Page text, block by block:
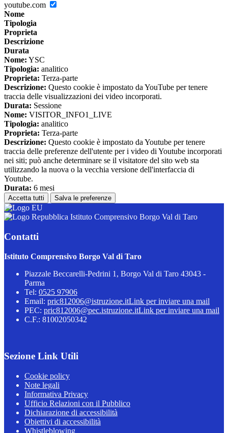
youtube.com
Nome
Tipologia
Proprieta
Descrizione
Durata
Nome: YSC
Tipologia: analitico
Proprieta: Terza-parte
Descrizione: Questo cookie è impostato da YouTube per tenere
traccia delle visualizzazioni dei video incorporati.
Durata: Sessione
Nome: VISITOR_INFO1_LIVE
Tipologia: analitico
Proprieta: Terza-parte
Descrizione: Questo cookie è impostato da Youtube per tenere
traccia delle preferenze dell'utente per i video di Youtube incorporati
nei siti; può anche determinare se il visitatore del sito web sta
utilizzando la nuova o la vecchia versione dell'interfaccia di
Youtube.
Durata: 6 mesi
Accetta tutti Salva le preferenze
Istituto Comprensivo Borgo Val di Taro
Contatti
Istituto Comprensivo Borgo Val di Taro
Piazzale Beccarelli-Pedrini 1, Borgo Val di Taro 43043 -
Parma
Tel: 0525 97906
Email: pric812006@istruzione.itLink per inviare una mail
PEC: pric812006@pec.istruzione.itLink per inviare una mail
C.F.: 81002050342
Sezione Link Utili
Cookie policy
Note legali
Informativa Privacy
Ufficio Relazioni con il Pubblico
Dichiarazione di accessibilità
Obiettivi di accessibilità
Whistleblowing